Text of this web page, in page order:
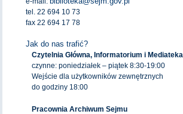
tel. 22 694 10 73
fax 22 694 17 78
Jak do nas trafić?
Czytelnia Główna, Informatorium i Mediateka
czynne: poniedziałek – piątek 8:30-19:00
Wejście dla użytkowników zewnętrznych
do godziny 18:00
Pracownia Archiwum Sejmu